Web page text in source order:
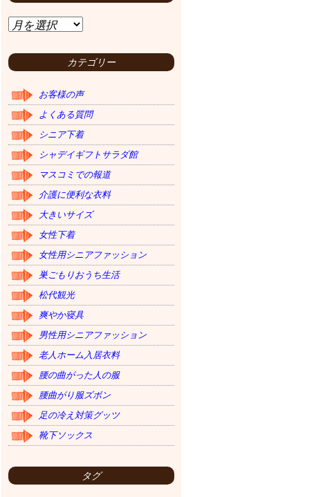
ア
ー
イ
ブ
カテゴリー
お客様の声
よくある質問
シニア下着
シャデイギフトサラダ館
マスコミでの報道
介護に便利な衣料
大きいサイズ
女性下着
女性用シニアファッション
巣ごもりおうち生活
松代観光
爽やか寝具
男性用シニアファッション
老人ホーム入居衣料
腰の曲がった人の服
腰曲がり服ズボン
足の冷え対策グッツ
靴下ソックス
タグ